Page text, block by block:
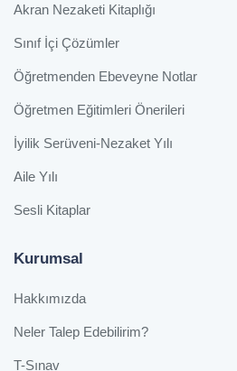
Akran Nezaketi Kitaplığı
Sınıf İçi Çözümler
Öğretmenden Ebeveyne Notlar
Öğretmen Eğitimleri Önerileri
İyilik Serüveni-Nezaket Yılı
Aile Yılı
Sesli Kitaplar
Kurumsal
Hakkımızda
Neler Talep Edebilirim?
T-Sınav